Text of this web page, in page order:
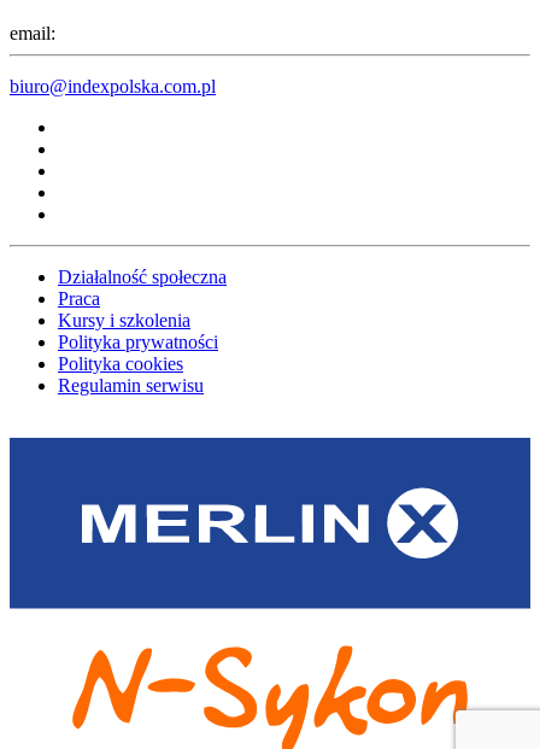
email:
biuro@indexpolska.com.pl
Działalność społeczna
Praca
Kursy i szkolenia
Polityka prywatności
Polityka cookies
Regulamin serwisu